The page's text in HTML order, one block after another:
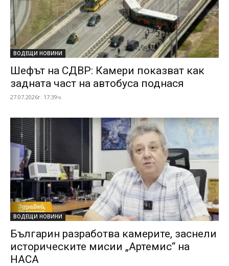
ВОДЕЩИ НОВИНИ
Шефът на СДВР: Камери показват как
задната част на автобуса поднася
27.07.2026г. 17:39ч.
ВОДЕЩИ НОВИНИ
Българин разработва камерите, заснели
историческите мисии „Артемис“ на
НАСА